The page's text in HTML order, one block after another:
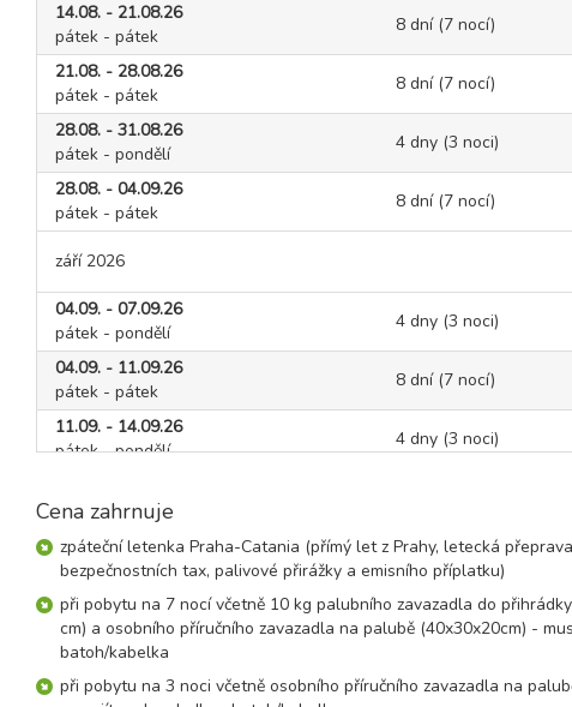
14.08. - 21.08.26
pátek - pátek
8 dní (7 nocí)
21.08. - 28.08.26
pátek - pátek
8 dní (7 nocí)
28.08. - 31.08.26
pátek - pondělí
4 dny (3 noci)
28.08. - 04.09.26
pátek - pátek
8 dní (7 nocí)
září 2026
04.09. - 07.09.26
pátek - pondělí
4 dny (3 noci)
04.09. - 11.09.26
pátek - pátek
8 dní (7 nocí)
11.09. - 14.09.26
pátek - pondělí
4 dny (3 noci)
pátek - pátek
18.09. - 21.09.26
pátek - pondělí
4 dny (3 noci)
18.09. - 25.09.26
pátek - pátek
8 dní (7 nocí)
25.09. - 28.09.26
pátek - pondělí
4 dny (3 noci)
Cena zahrnuje
zpáteční letenka Praha-Catania (přímý let z Prahy, letecká
bezpečnostních tax, palivové přirážky a emisního příplatku)
při pobytu na 7 nocí včetně 10 kg palubního zavazadla do
cm) a osobního příručního zavazadla na palubě (40x30x20cm) -
batoh/kabelka
při pobytu na 3 noci včetně osobního příručního zavazadla na